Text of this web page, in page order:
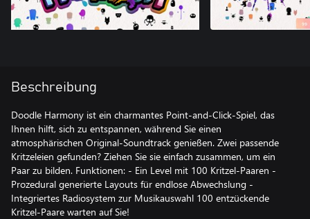
Beschreibung
Doodle Harmony ist ein charmantes Point-and-Click-Spiel, das
Ihnen hilft, sich zu entspannen, während Sie einen
atmosphärischen Original-Soundtrack genießen. Zwei passende
Kritzeleien gefunden? Ziehen Sie sie einfach zusammen, um ein
Paar zu bilden. Funktionen: - Ein Level mit 100 Kritzel-Paaren -
Prozedural generierte Layouts für endlose Abwechslung -
Integriertes Radiosystem zur Musikauswahl 100 entzückende
Kritzel-Paare warten auf Sie!